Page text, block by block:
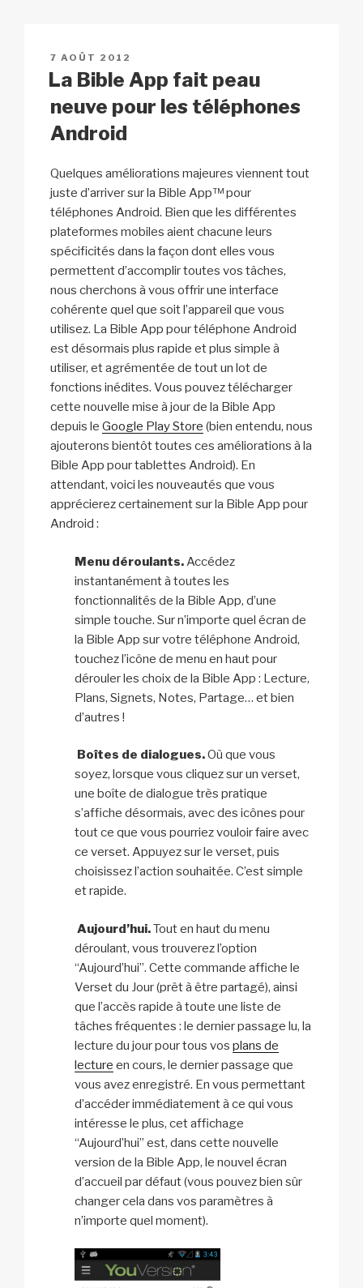
n
k
o
k
p
at
PUBLIÉ
LE
7 AOÛT 2012
La Bible App fait peau
neuve pour les téléphones
Android
Quelques améliorations majeures viennent tout
juste d’arriver sur la Bible App™ pour
téléphones Android. Bien que les différentes
plateformes mobiles aient chacune leurs
spécificités dans la façon dont elles vous
permettent d’accomplir toutes vos tâches,
nous cherchons à vous offrir une interface
cohérente quel que soit l’appareil que vous
utilisez. La Bible App pour téléphone Android
est désormais plus rapide et plus simple à
utiliser, et agrémentée de tout un lot de
fonctions inédites. Vous pouvez télécharger
cette nouvelle mise à jour de la Bible App
depuis le Google Play Store (bien entendu, nous
ajouterons bientôt toutes ces améliorations à la
Bible App pour tablettes Android). En
attendant, voici les nouveautés que vous
apprécierez certainement sur la Bible App pour
Android :
Menu déroulants.Accédez
instantanément à toutes les
fonctionnalités de la Bible App, d’une
simple touche. Sur n’importe quel écran de
la Bible App sur votre téléphone Android,
touchez l’icône de menu en haut pour
dérouler les choix de la Bible App : Lecture,
Plans, Signets, Notes, Partage… et bien
d’autres !
Boîtes de dialogues.Où que vous
soyez, lorsque vous cliquez sur un verset,
une boîte de dialogue très pratique
s’affiche désormais, avec des icônes pour
tout ce que vous pourriez vouloir faire avec
ce verset. Appuyez sur le verset, puis
choisissez l’action souhaitée. C’est simple
et rapide.
Aujourd’hui.Tout en haut du menu
déroulant, vous trouverez l’option
“Aujourd’hui”. Cette commande affiche le
Verset du Jour (prêt à être partagé), ainsi
que l’accès rapide à toute une liste de
tâches fréquentes : le dernier passage lu, la
lecture du jour pour tous vos plans de
lecture en cours, le dernier passage que
vous avez enregistré. En vous permettant
d’accéder immédiatement à ce qui vous
intéresse le plus, cet affichage
“Aujourd’hui” est, dans cette nouvelle
version de la Bible App, le nouvel écran
d’accueil par défaut (vous pouvez bien sûr
changer cela dans vos paramètres à
n’importe quel moment).